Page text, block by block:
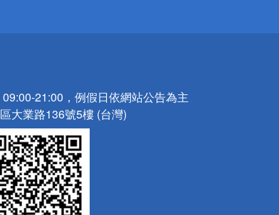
21:00，例假日依網站公告為主
大業路136號5樓 (台灣)